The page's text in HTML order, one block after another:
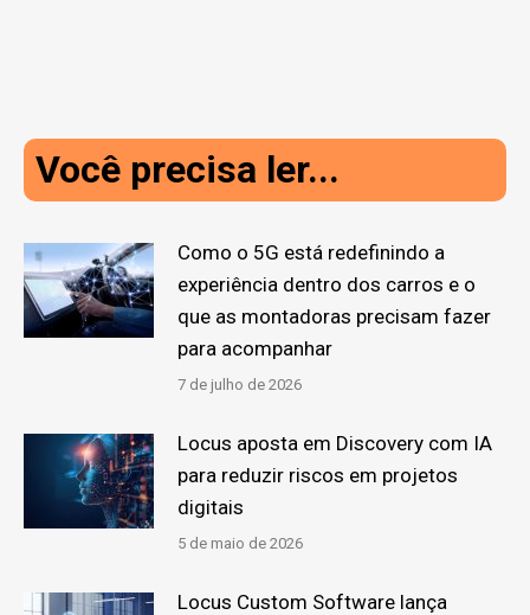
Você precisa ler...
Como o 5G está redefinindo a
experiência dentro dos carros e o
que as montadoras precisam fazer
para acompanhar
7 de julho de 2026
Locus aposta em Discovery com IA
para reduzir riscos em projetos
digitais
5 de maio de 2026
Locus Custom Software lança